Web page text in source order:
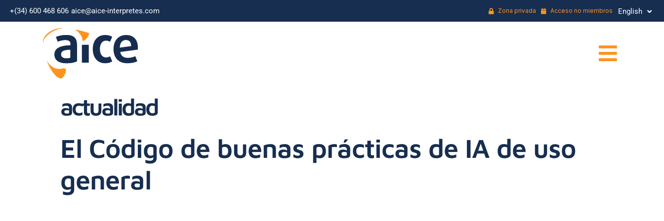
+(34) 600 468 606 aice@aice-interpretes.com Zona privada Acceso no miembros English
Français
actualidad
El Código de buenas prácticas de IA de uso
general